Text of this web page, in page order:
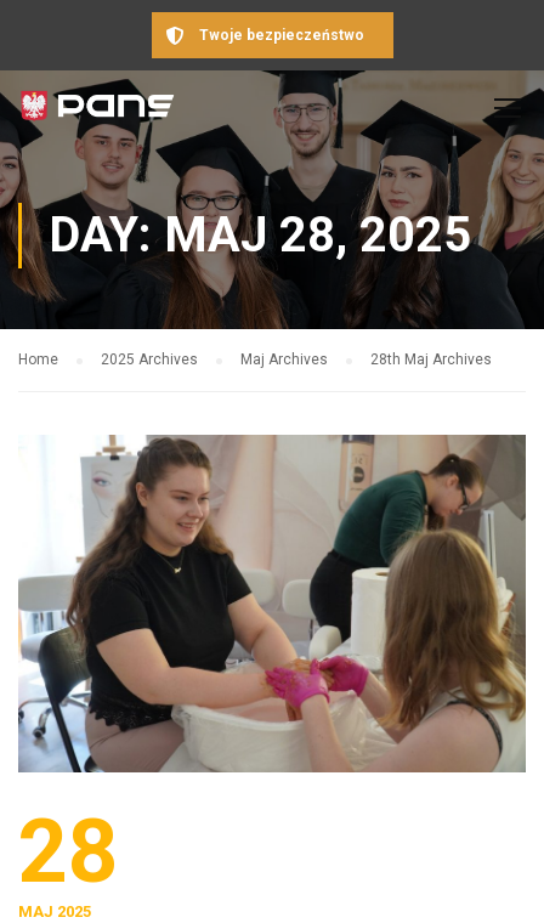
Twoje bezpieczeństwo
DAY: MAJ 28, 2025
Home 2025 Archives Maj Archives 28th Maj Archives
28
MAJ 2025